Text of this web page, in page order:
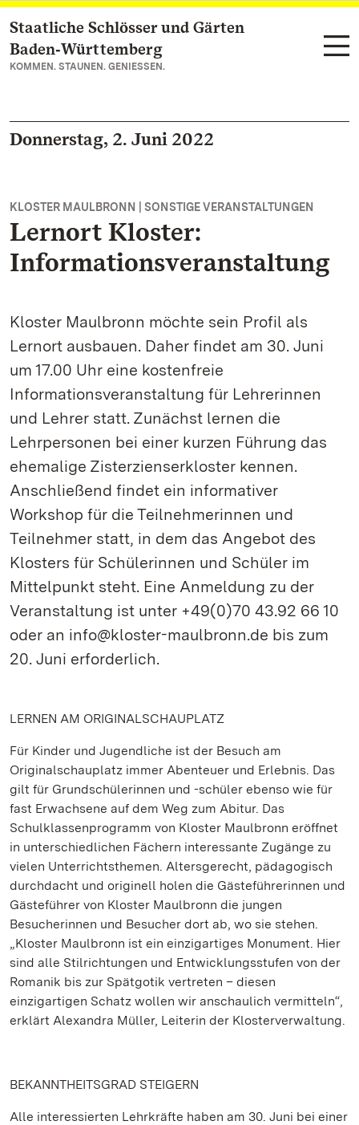
Zum Hauptinhalt springen
Staatliche Schlösser und Gärten
Baden‑Württemberg
KOMMEN. STAUNEN. GENIESSEN.
Donnerstag, 2. Juni 2022
KLOSTER MAULBRONN | SONSTIGE VERANSTALTUNGEN
Lernort Kloster:
Informationsveranstaltung
Kloster Maulbronn möchte sein Profil als
Lernort ausbauen. Daher findet am 30. Juni
um 17.00 Uhr eine kostenfreie
Informationsveranstaltung für Lehrerinnen
und Lehrer statt. Zunächst lernen die
Lehrpersonen bei einer kurzen Führung das
ehemalige Zisterzienserkloster kennen.
Anschließend findet ein informativer
Workshop für die Teilnehmerinnen und
Teilnehmer statt, in dem das Angebot des
Klosters für Schülerinnen und Schüler im
Mittelpunkt steht. Eine Anmeldung zu der
Veranstaltung ist unter +49(0)70 43.92 66 10
oder an info@kloster-maulbronn.de bis zum
20. Juni erforderlich.
LERNEN AM ORIGINALSCHAUPLATZ
Für Kinder und Jugendliche ist der Besuch am
Originalschauplatz immer Abenteuer und Erlebnis. Das
gilt für Grundschülerinnen und -schüler ebenso wie für
fast Erwachsene auf dem Weg zum Abitur. Das
Schulklassenprogramm von Kloster Maulbronn eröffnet
in unterschiedlichen Fächern interessante Zugänge zu
vielen Unterrichtsthemen. Altersgerecht, pädagogisch
durchdacht und originell holen die Gästeführerinnen und
Gästeführer von Kloster Maulbronn die jungen
Besucherinnen und Besucher dort ab, wo sie stehen.
„Kloster Maulbronn ist ein einzigartiges Monument. Hier
sind alle Stilrichtungen und Entwicklungsstufen von der
Romanik bis zur Spätgotik vertreten – diesen
einzigartigen Schatz wollen wir anschaulich vermitteln“,
erklärt Alexandra Müller, Leiterin der Klosterverwaltung.
BEKANNTHEITSGRAD STEIGERN
Alle interessierten Lehrkräfte haben am 30. Juni bei einer